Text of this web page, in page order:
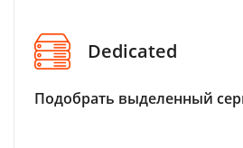
Dedicated
Подобрать выделенный